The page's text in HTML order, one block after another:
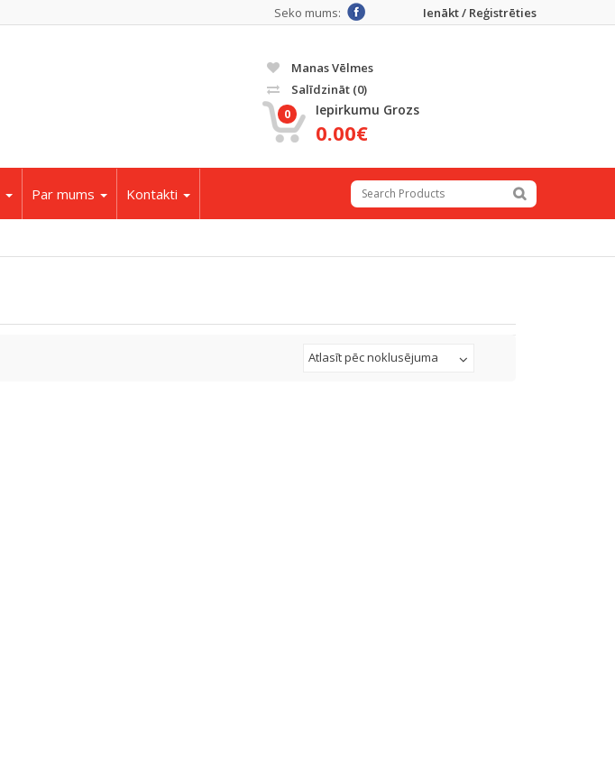
Ienākt / Reģistrēties
Seko mums:
Manas Vēlmes
Salīdzināt (0)
0 Iepirkumu Grozs
0.00€
Par mums Kontakti
Atlasīt pēc noklusējuma